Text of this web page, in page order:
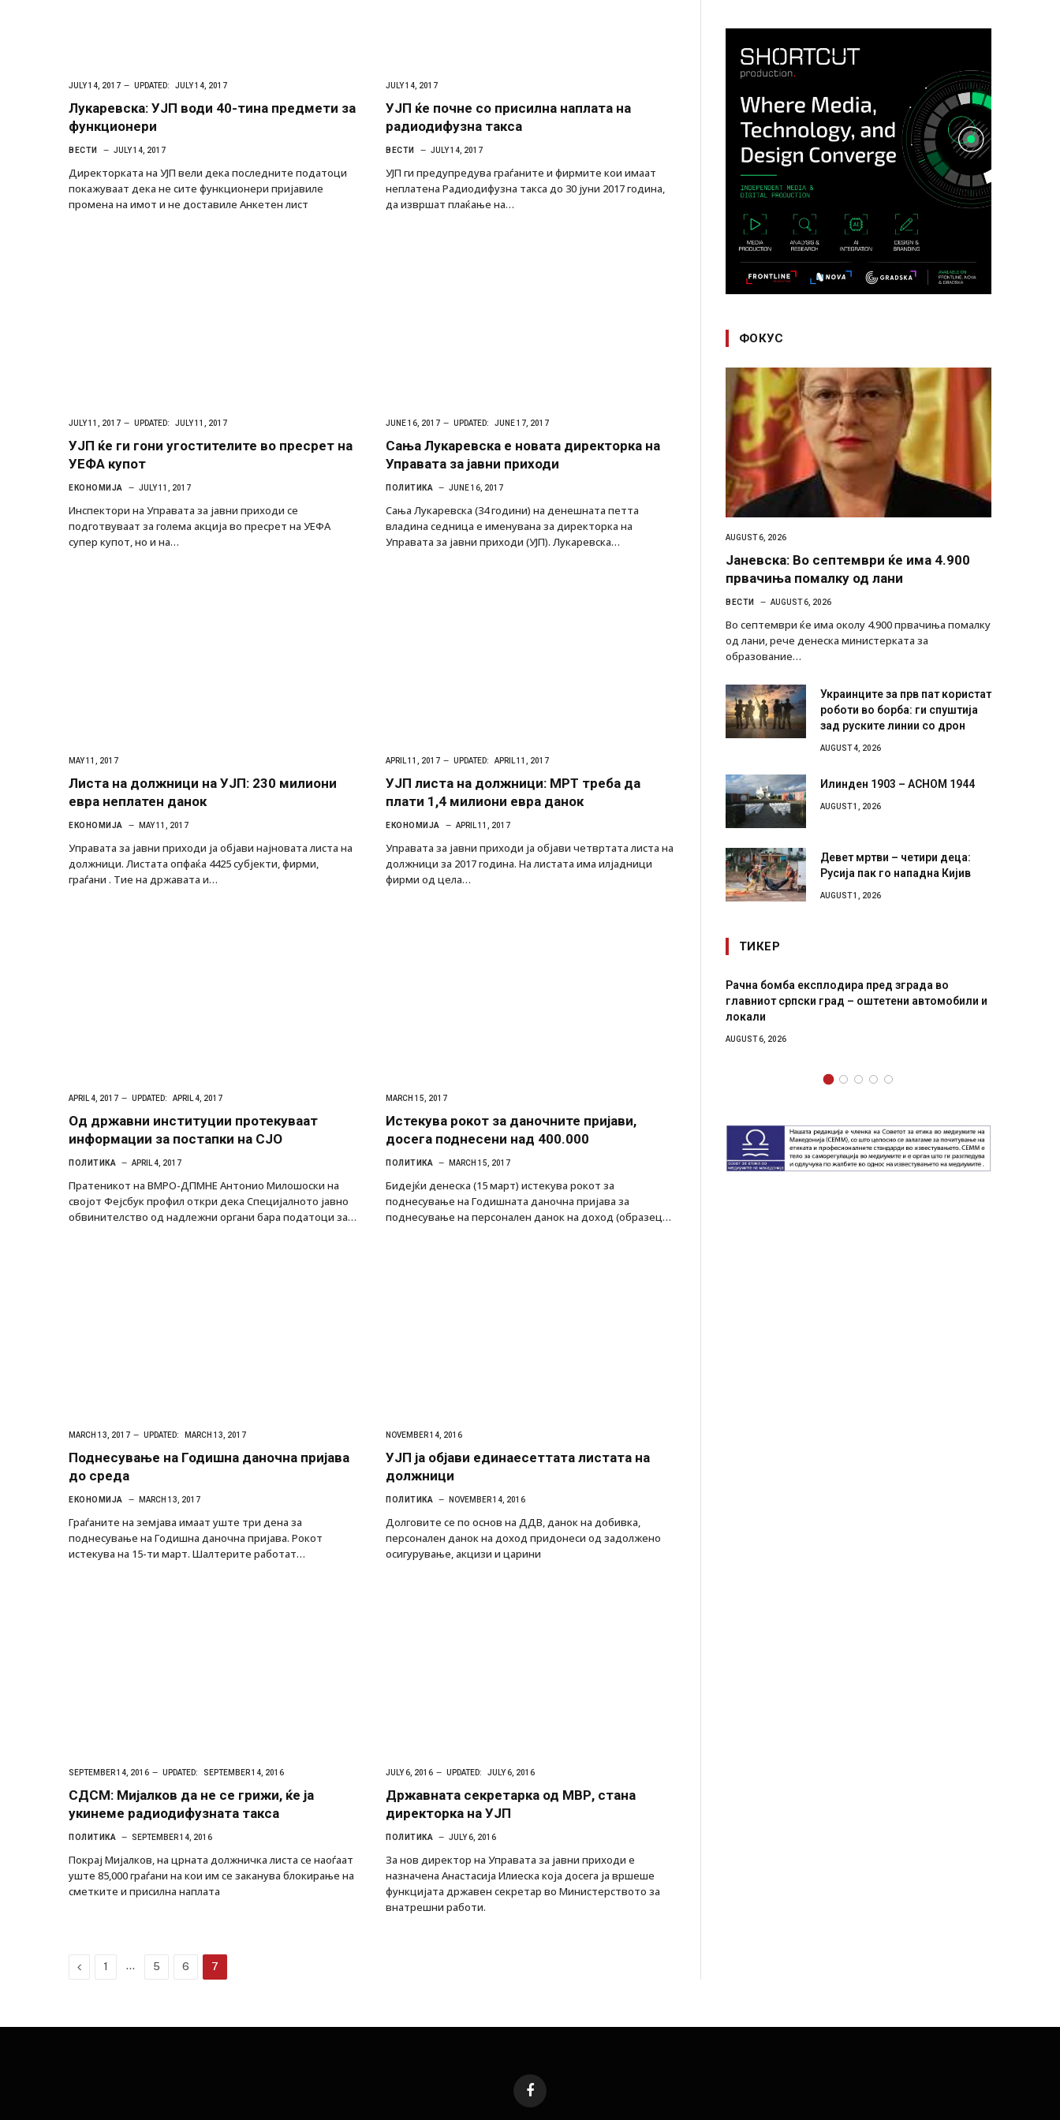
JULY 14, 2017 UPDATED: JULY 14, 2017
Лукаревска: УЈП води 40-тина предмети за
функционери
ВЕСТИ JULY 14, 2017
Директорката на УЈП вели дека последните податоци
покажуваат дека не сите функционери пријавиле
промена на имот и не доставиле Анкетен лист
JULY 14, 2017
УЈП ќе почне со присилна наплата на
радиодифузна такса
ВЕСТИ JULY 14, 2017
УЈП ги предупредува граѓаните и фирмите кои имаат
неплатена Радиодифузна такса до 30 јуни 2017 година,
да извршат плаќање на…
JULY 11, 2017 UPDATED: JULY 11, 2017
УЈП ќе ги гони угостителите во пресрет на
УЕФА купот
ЕКОНОМИЈА JULY 11, 2017
Инспектори на Управата за јавни приходи се
подготвуваат за голема акција во пресрет на УЕФА
супер купот, но и на…
JUNE 16, 2017 UPDATED: JUNE 17, 2017
Сања Лукаревска е новата директорка на
Управата за јавни приходи
ПОЛИТИКА JUNE 16, 2017
Сања Лукаревска (34 години) на денешната петта
владина седница е именувана за директорка на
Управата за јавни приходи (УЈП). Лукаревска…
MAY 11, 2017
Листа на должници на УЈП: 230 милиони
евра неплатен данок
ЕКОНОМИЈА MAY 11, 2017
Управата за јавни приходи ја објави најновата листа на
должници. Листата опфаќа 4425 субјекти, фирми,
граѓани . Тие на државата и…
APRIL 11, 2017 UPDATED: APRIL 11, 2017
УЈП листа на должници: МРТ треба да
плати 1,4 милиони евра данок
ЕКОНОМИЈА APRIL 11, 2017
Управата за јавни приходи ја објави четвртата листа на
должници за 2017 година. На листата има илјадници
фирми од цела…
APRIL 4, 2017 UPDATED: APRIL 4, 2017
Од државни институции протекуваат
информации за постапки на СЈО
ПОЛИТИКА APRIL 4, 2017
Пратеникот на ВМРО-ДПМНЕ Антонио Милошоски на
својот Фејсбук профил откри дека Специјалното јавно
обвинителство од надлежни органи бара податоци за…
MARCH 15, 2017
Истекува рокот за даночните пријави,
досега поднесени над 400.000
ПОЛИТИКА MARCH 15, 2017
Бидејќи денеска (15 март) истекува рокот за
поднесување на Годишната даночна пријава за
поднесување на персонален данок на доход (образец…
MARCH 13, 2017 UPDATED: MARCH 13, 2017
Поднесување на Годишна даночна пријава
до среда
ЕКОНОМИЈА MARCH 13, 2017
Граѓаните на земјава имаат уште три дена за
поднесување на Годишна даночна пријава. Рокот
истекува на 15-ти март. Шалтерите работат…
NOVEMBER 14, 2016
УЈП ја објави единаесеттата листата на
должници
ПОЛИТИКА NOVEMBER 14, 2016
Долговите се по основ на ДДВ, данок на добивка,
персонален данок на доход придонеси од задолжено
осигурување, акцизи и царини
SEPTEMBER 14, 2016 UPDATED: SEPTEMBER 14, 2016
СДСМ: Мијалков да не се грижи, ќе ја
укинеме радиодифузната такса
ПОЛИТИКА SEPTEMBER 14, 2016
Покрај Мијалков, на црната должничка листа се наоѓаат
уште 85,000 граѓани на кои им се заканува блокирање на
сметките и присилна наплата
JULY 6, 2016 UPDATED: JULY 6, 2016
Државната секретарка од МВР, стана
директорка на УЈП
ПОЛИТИКА JULY 6, 2016
За нов директор на Управата за јавни приходи е
назначена Aнастасија Илиеска која досега ја вршеше
функцијата државен секретар во Министерството за
внатрешни работи.
Previous
1 … 5 6 7
Јаневска: Во септември ќе има 4.900
првачиња помалку од лани
ВЕСТИ
Во септември ќе има околу 4.900 првачиња помалку
од лани, рече денеска министерката за
образование…
роботи во борба: ги спуштија
зад руските линии со дрон
AUGUST 4, 2026
AUGUST 1, 2026
Русија пак го нападна Кијив
AUGUST 1, 2026
11-месечна воена
AUGUST 4, 2026
Facebook